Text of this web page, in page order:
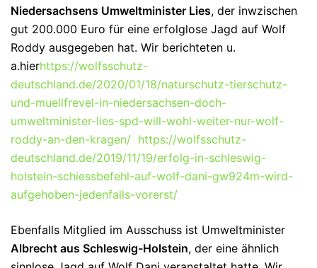
Niedersachsens Umweltminister Lies, der inwzischen
gut 200.000 Euro für eine erfolglose Jagd auf Wolf
Roddy ausgegeben hat. Wir berichteten u.
a.hierhttps://wolfsschutz-
deutschland.de/2020/01/18/naturschutz-tierschutz-
und-muellfrevel-in-niedersachsen-doch-
umweltminister-lies-spd-will-wohl-weiter-nur-wolf-
roddy-an-den-kragen/ https://wolfsschutz-
deutschland.de/2019/11/19/erfolg-in-schleswig-
holstein-schiessbefehl-auf-wolf-dani-gw924m-wird-
aufgehoben-jedenfalls-vorerst/
Ebenfalls Mitglied im Ausschuss ist Umweltminister
Albrecht aus Schleswig-Holstein, der eine ähnlich